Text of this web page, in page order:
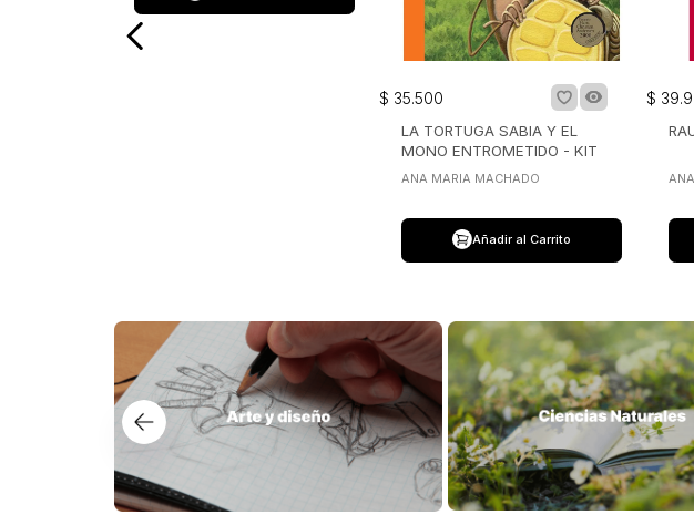
$ 35.500
LA TORTUGA SABIA Y EL
MONO ENTROMETIDO - KIT
ANA MARIA MACHADO
Añadir al Carrito
$ 39.